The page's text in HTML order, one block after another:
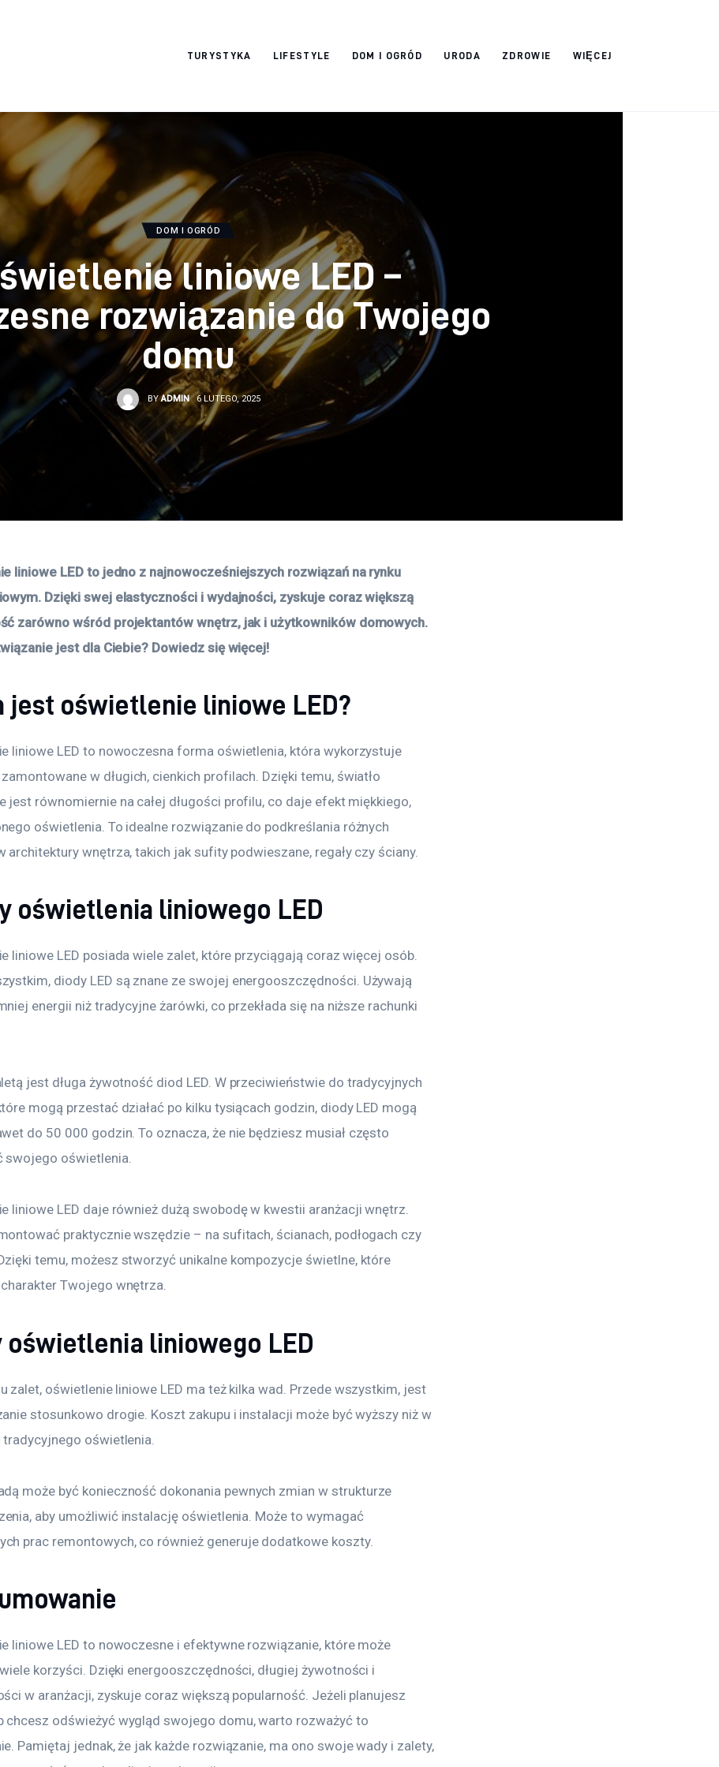
TURYSTYKA LIFESTYLE DOM I OGRÓD URODA ZDROWIE WIĘCEJ
okazjonalne-
DOM I OGRÓD
liniowe LED –
rozwiązanie do Twojego
domu
BY ADMIN 6 LUTEGO, 2025
liniowe LED to jedno z najnowocześniejszych rozwiązań na rynku
Dzięki swej elastyczności i wydajności, zyskuje coraz większą
zarówno wśród projektantów wnętrz, jak i użytkowników domowych.
jest dla Ciebie? Dowiedz się więcej!
jest oświetlenie liniowe LED?
liniowe LED to nowoczesna forma oświetlenia, która wykorzystuje
zamontowane w długich, cienkich profilach. Dzięki temu, światło
jest równomiernie na całej długości profilu, co daje efekt miękkiego,
oświetlenia. To idealne rozwiązanie do podkreślania różnych
architektury wnętrza, takich jak sufity podwieszane, regały czy ściany.
oświetlenia liniowego LED
liniowe LED posiada wiele zalet, które przyciągają coraz więcej osób.
diody LED są znane ze swojej energooszczędności. Używają
energii niż tradycyjne żarówki, co przekłada się na niższe rachunki
jest długa żywotność diod LED. W przeciwieństwie do tradycyjnych
mogą przestać działać po kilku tysiącach godzin, diody LED mogą
do 50 000 godzin. To oznacza, że nie będziesz musiał często
swojego oświetlenia.
liniowe LED daje również dużą swobodę w kwestii aranżacji wnętrz.
praktycznie wszędzie – na sufitach, ścianach, podłogach czy
temu, możesz stworzyć unikalne kompozycje świetlne, które
Twojego wnętrza.
oświetlenia liniowego LED
zalet, oświetlenie liniowe LED ma też kilka wad. Przede wszystkim, jest
stosunkowo drogie. Koszt zakupu i instalacji może być wyższy niż w
tradycyjnego oświetlenia.
może być konieczność dokonania pewnych zmian w strukturze
aby umożliwić instalację oświetlenia. Może to wymagać
prac remontowych, co również generuje dodatkowe koszty.
liniowe LED to nowoczesne i efektywne rozwiązanie, które może
korzyści. Dzięki energooszczędności, długiej żywotności i
w aranżacji, zyskuje coraz większą popularność. Jeżeli planujesz
chcesz odświeżyć wygląd swojego domu, warto rozważyć to
Pamiętaj jednak, że jak każde rozwiązanie, ma ono swoje wady i zalety,